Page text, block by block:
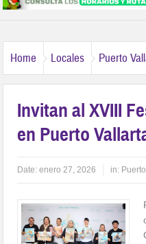
Home Locales Puerto
Invitan al XVIII
en Puerto
Date:enero 27, 2026 in: